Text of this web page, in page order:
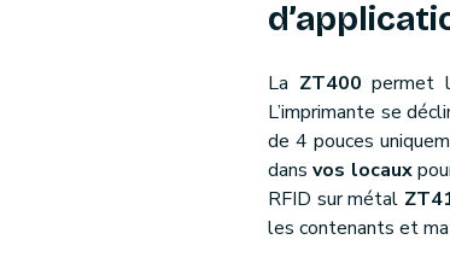
La ZT400 permet
L’imprimante se
de 4 pouces
dansvos locaux
RFID sur métal
les contenants et